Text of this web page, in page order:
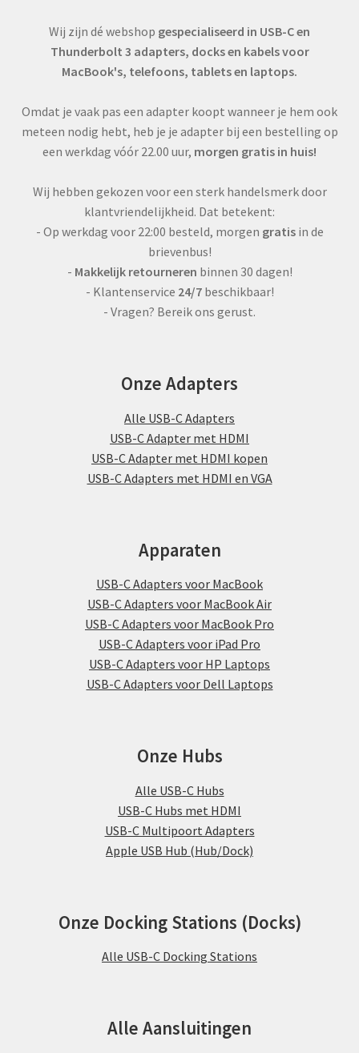
Wij zijn dé webshop gespecialiseerd in USB-C en
Thunderbolt 3 adapters, docks en kabels voor
MacBook's, telefoons, tablets en laptops.
Omdat je vaak pas een adapter koopt wanneer je hem ook
meteen nodig hebt, heb je je adapter bij een bestelling op
een werkdag vóór 22.00 uur, morgen gratis in huis!
Wij hebben gekozen voor een sterk handelsmerk door
klantvriendelijkheid. Dat betekent:
- Op werkdag voor 22:00 besteld, morgen gratisin de
brievenbus!
- Makkelijk retourneren binnen 30 dagen!
- Klantenservice 24/7beschikbaar!
- Vragen? Bereik ons gerust.
Onze Adapters
Alle USB-C Adapters
USB-C Adapter met HDMI
USB-C Adapter met HDMI kopen
USB-C Adapters met HDMI en VGA
Apparaten
USB-C Adapters voor MacBook
USB-C Adapters voor MacBook Air
USB-C Adapters voor MacBook Pro
USB-C Adapters voor iPad Pro
USB-C Adapters voor HP Laptops
USB-C Adapters voor Dell Laptops
Onze Hubs
Alle USB-C Hubs
USB-C Hubs met HDMI
USB-C Multipoort Adapters
Apple USB Hub (Hub/Dock)
Onze Docking Stations (Docks)
Alle USB-C Docking Stations
Alle Aansluitingen